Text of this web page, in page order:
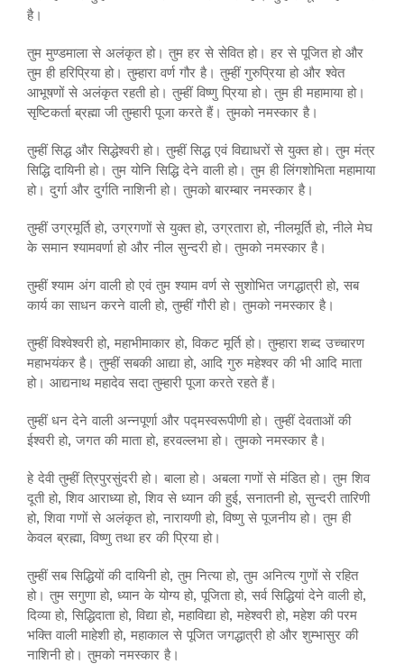
है।
तुम मुण्डमाला से अलंकृत हो। तुम हर से सेवित हो। हर से पूजित हो और
तुम ही हरिप्रिया हो। तुम्हारा वर्ण गौर है। तुम्हीं गुरुप्रिया हो और श्वेत
आभूषणों से अलंकृत रहती हो। तुम्हीं विष्णु प्रिया हो। तुम ही महामाया हो।
सृष्टिकर्ता ब्रह्मा जी तुम्हारी पूजा करते हैं। तुमको नमस्कार है।
तुम्हीं सिद्ध और सिद्धेश्वरी हो। तुम्हीं सिद्ध एवं विद्याधरों से युक्त हो। तुम मंत्र
सिद्धि दायिनी हो। तुम योनि सिद्धि देने वाली हो। तुम ही लिंगशोभिता महामाया
हो। दुर्गा और दुर्गति नाशिनी हो। तुमको बारम्बार नमस्कार है।
तुम्हीं उग्रमूर्ति हो, उग्रगणों से युक्त हो, उग्रतारा हो, नीलमूर्ति हो, नीले मेघ
के समान श्यामवर्णा हो और नील सुन्दरी हो। तुमको नमस्कार है।
तुम्हीं श्याम अंग वाली हो एवं तुम श्याम वर्ण से सुशोभित जगद्धात्री हो, सब
कार्य का साधन करने वाली हो, तुम्हीं गौरी हो। तुमको नमस्कार है।
तुम्हीं विश्वेश्वरी हो, महाभीमाकार हो, विकट मूर्ति हो। तुम्हारा शब्द उच्चारण
महाभयंकर है। तुम्हीं सबकी आद्या हो, आदि गुरु महेश्वर की भी आदि माता
हो। आद्यनाथ महादेव सदा तुम्हारी पूजा करते रहते हैं।
तुम्हीं धन देने वाली अन्नपूर्णा और पद्मस्वरूपीणी हो। तुम्हीं देवताओं की
ईश्वरी हो, जगत की माता हो, हरवल्लभा हो। तुमको नमस्कार है।
हे देवी तुम्हीं त्रिपुरसुंदरी हो। बाला हो। अबला गणों से मंडित हो। तुम शिव
दूती हो, शिव आराध्या हो, शिव से ध्यान की हुई, सनातनी हो, सुन्दरी तारिणी
हो, शिवा गणों से अलंकृत हो, नारायणी हो, विष्णु से पूजनीय हो। तुम ही
केवल ब्रह्मा, विष्णु तथा हर की प्रिया हो।
तुम्हीं सब सिद्धियों की दायिनी हो, तुम नित्या हो, तुम अनित्य गुणों से रहित
हो। तुम सगुणा हो, ध्यान के योग्य हो, पूजिता हो, सर्व सिद्धियां देने वाली हो,
दिव्या हो, सिद्धिदाता हो, विद्या हो, महाविद्या हो, महेश्वरी हो, महेश की परम
भक्ति वाली माहेशी हो, महाकाल से पूजित जगद्धात्री हो और शुम्भासुर की
नाशिनी हो। तुमको नमस्कार है।